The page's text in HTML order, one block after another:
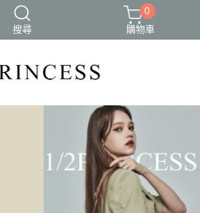
搜尋
0
購物車